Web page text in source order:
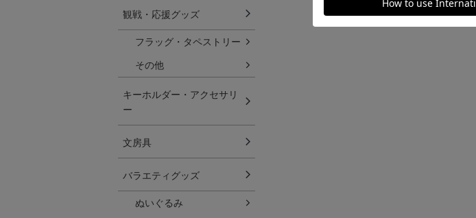
観戦・応援グッズ
フラッグ・タペストリー
その他
キーホルダー・アクセサリ
ー
文房具
バラエティグッズ
ぬいぐるみ